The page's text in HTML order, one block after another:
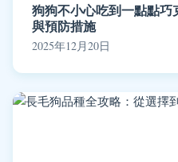
狗狗不小心吃到一點點
與預防措施
2025年12月20日